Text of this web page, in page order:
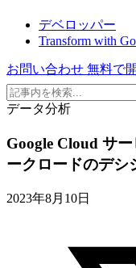
デベロッパー
Transform with
お問い合わせ 無料で
データ分析
Google Cloud サ
ークロードのデシ
2023年8月10日